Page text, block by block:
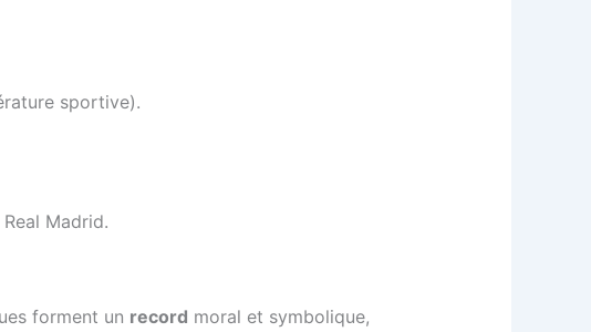
sportive).
Madrid.
forment un record moral et symbolique,